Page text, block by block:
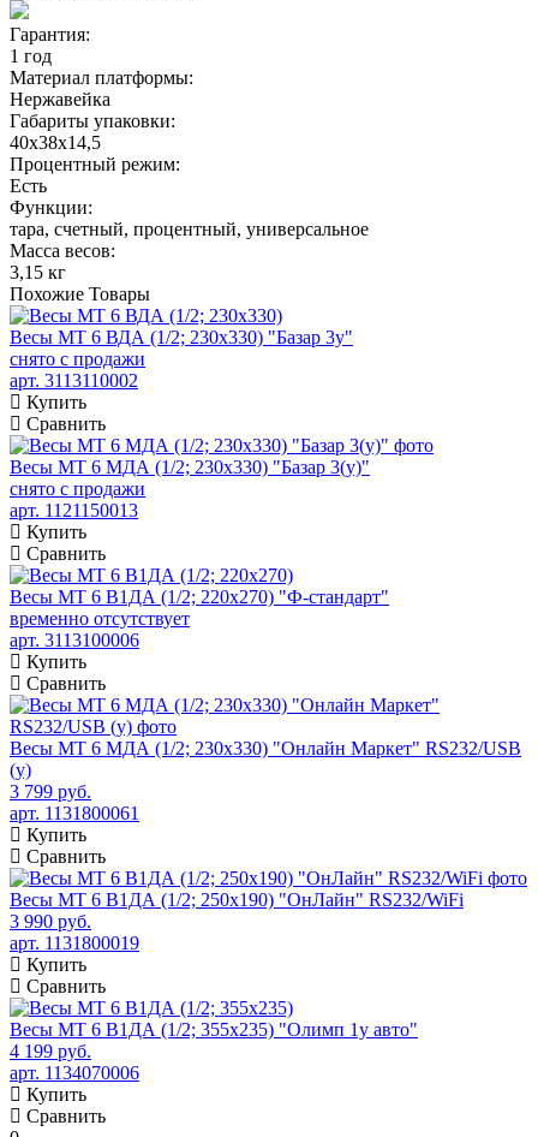
Гарантия:
1 год
Материал платформы:
Нержавейка
Габариты упаковки:
40х38х14,5
Процентный режим:
Есть
Функции:
тара, счетный, процентный, универсальное
Масса весов:
3,15 кг
Похожие Товары
Весы МТ 6 ВДА (1/2; 230х330) "Базар 3у"
снято с продажи
арт. 3113110002
Купить
Сравнить
Весы МТ 6 МДА (1/2; 230х330) "Базар 3(у)"
снято с продажи
арт. 1121150013
Купить
Сравнить
Весы МТ 6 В1ДА (1/2; 220x270) "Ф-стандарт"
временно отсутствует
арт. 3113100006
Купить
Сравнить
Весы МТ 6 МДА (1/2; 230х330) "Онлайн Маркет" RS232/USB
(у)
3 799 руб.
арт. 1131800061
Купить
Сравнить
Весы МТ 6 В1ДА (1/2; 250х190) "ОнЛайн" RS232/WiFi
3 990 руб.
арт. 1131800019
Купить
Сравнить
Весы МТ 6 В1ДА (1/2; 355х235) "Олимп 1у авто"
4 199 руб.
арт. 1134070006
Купить
Сравнить